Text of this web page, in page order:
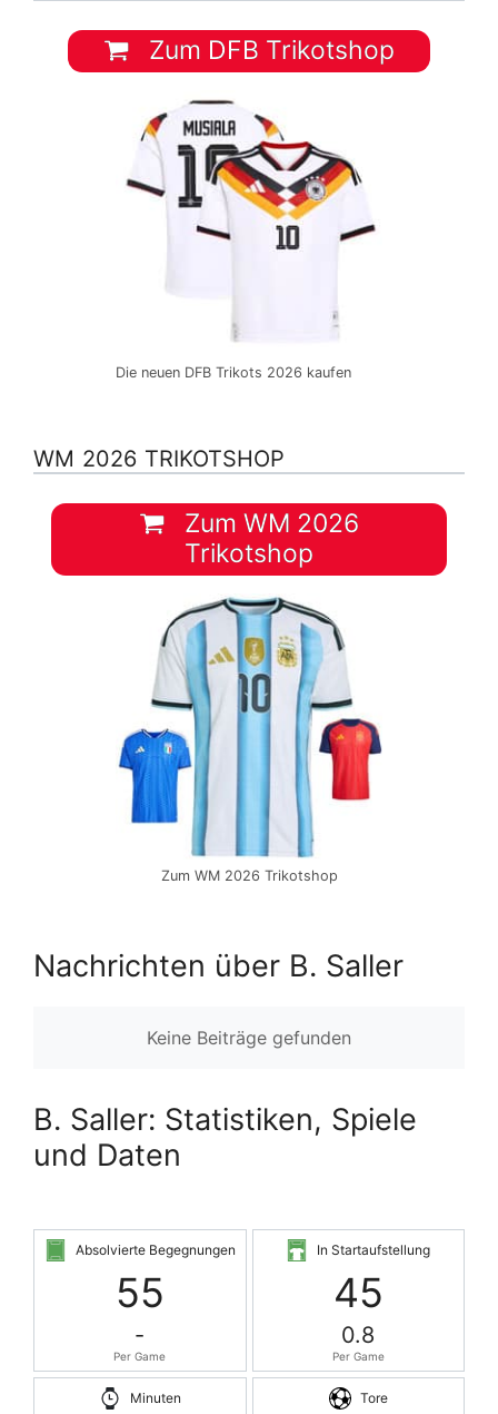
Zum DFB Trikotshop
Die neuen DFB Trikots 2026 kaufen
WM 2026 TRIKOTSHOP
Zum WM 2026
Trikotshop
Zum WM 2026 Trikotshop
Nachrichten über B. Saller
Keine Beiträge gefunden
B. Saller: Statistiken, Spiele
und Daten
Absolvierte Begegnungen
55
-
Per Game
In Startaufstellung
45
0.8
Per Game
Minuten Tore